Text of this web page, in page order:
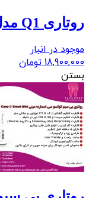
روتاری Q1 مدل T100
موجود در انبار
18,900,000 تومان
بستن